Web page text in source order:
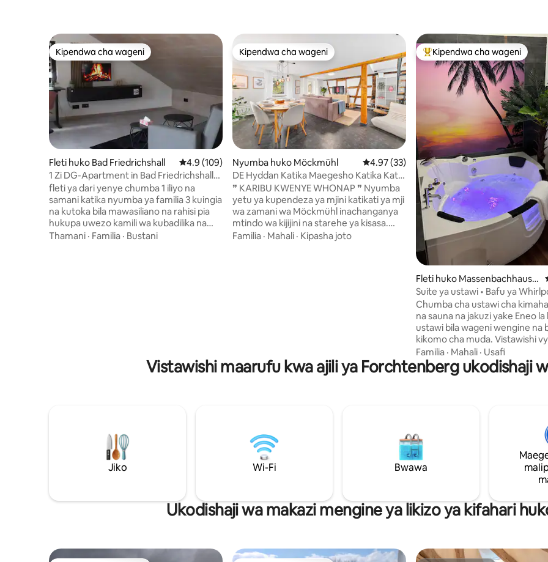
Kipendwa cha wageni
Kipendwa cha wageni
Fleti huko Bad Friedrichshall Ukadiriaji wa wastani wa 4.9 kati ya 5, tathmini 109
4.9 (109)
1 Zi DG-Apartment in Bad Friedrichshall-
Jagstfeld
fleti ya dari yenye chumba 1 iliyo na
samani katika nyumba ya familia 3 kuingia
na kutoka bila mawasiliano na rahisi pia
hukupa uwezo kamili wa kubadilika na
ufikiaji wa fleti yako • Jiko (lenye sehemu
Thamani · Familia · Bustani
Kipendwa cha wageni
Kipendwa cha wageni
Nyumba huko Möckmühl Ukadiriaji wa wastani wa 4.97 kati ya 5,
4.97 (33)
DE Hyddan Katika Maegesho Katika Kati
Katika Terrace
❞ KARIBU KWENYE WHONAP ❞ Nyumba
yetu ya kupendeza ya mjini katikati ya mji
wa zamani wa Möckmühl inachanganya
mtindo wa kijijini na starehe ya kisasa.
Mapambo ya starehe na maelezo ya kina
Familia · Mahali · Kipasha joto
Kipendwa maarufu cha wageni
Kipendwa cha wageni
Fleti huko Massenbachhause
n
Suite ya ustawi • Bafu ya
Sauna karibu na Heilbronn
Chumba cha ustawi cha
na sauna na jakuzi yake Eneo la kipekee la
ustawi bila wageni wengine na
kikomo cha muda. Vistawishi
vyenye chumba cha kupikia,
Wi-Fi na Netflix. Eneo tulivu la
mashambani, takribani dakika
husafishwa kikamilifu na kwa
Chumba kilicho na samani za
na faragha nyingi, bora kwa
kutoka kwenye maisha ya kila
kufurahia muda pamoja.
Familia · Mahali · Usafi
Vistawishi maarufu kwa ajili ya Forchtenberg ukodishaji
Jiko Wi-Fi Bwawa
Ukodishaji wa makazi mengine ya likizo ya kifahari